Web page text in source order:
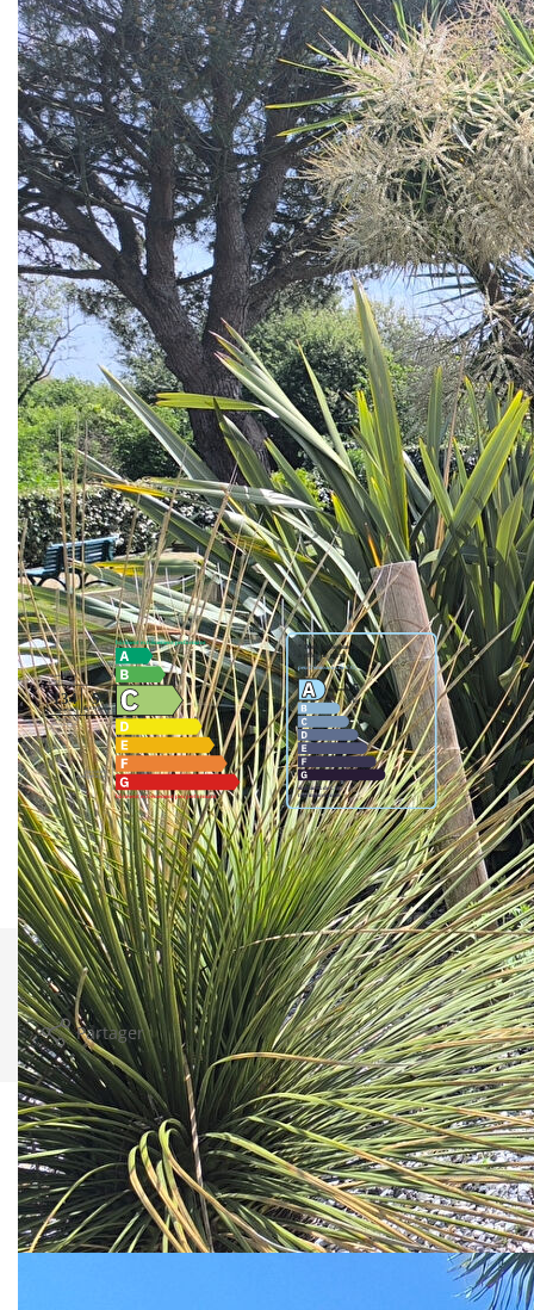
ou vous amuser dans la piscine chauffée.
Les points conforts de ce bien : chauffage rayonnant par
le plafond au rdc, climatisation réversible à l'étage,
arrosage automatique du jardin raccordé au puits,
aspiration centralisée....
Ce bien d'exception rare sur le marché est fait pour
vous, contactez votre conseiller.
Mandat n° 1553
** €1 097 250honoraires inclus|€1 050 000 hors honoraires|
Honoraires
: 4.50% TTC à la charge de l'acquéreur
Nos honoraires Nous contacter
Diagnostics énergétiques
Montant estimé des dépenses annuelles d'énergie pour
un usage standard entre 2460€ et 3340€. indexées aux
années 2021,2022 et 2023 (abonnement compris).
Comparer ce
bien
Imprimer
Partager Calculer mon budget
Ce bien est soumis à un diagnostic ERP (État
des Risques et Pollutions). Pour en savoir
plus, rendez-vous sur
https://www.georisques.gouv.fr/